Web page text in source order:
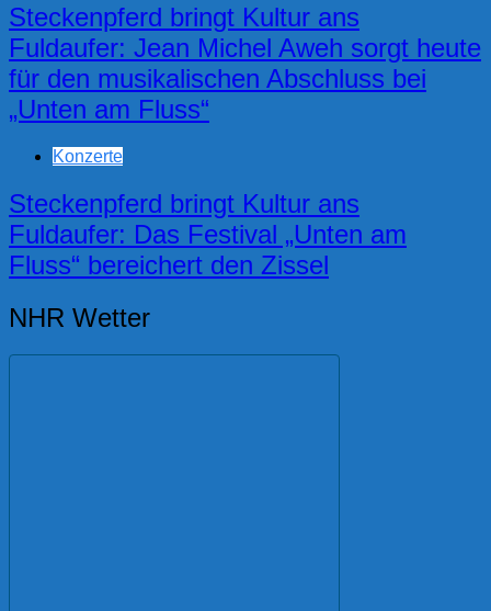
Steckenpferd bringt Kultur ans
Fuldaufer: Jean Michel Aweh sorgt heute
für den musikalischen Abschluss bei
„Unten am Fluss“
Konzerte
Steckenpferd bringt Kultur ans
Fuldaufer: Das Festival „Unten am
Fluss“ bereichert den Zissel
NHR Wetter